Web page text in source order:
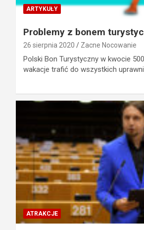
ARTYKUŁY
Problemy z bonem
26 sierpnia 2020 Zacne Nocowanie
Polski Bon Turystyczny w kwocie
wakacje trafić do wszystkich
ATRAKCJE